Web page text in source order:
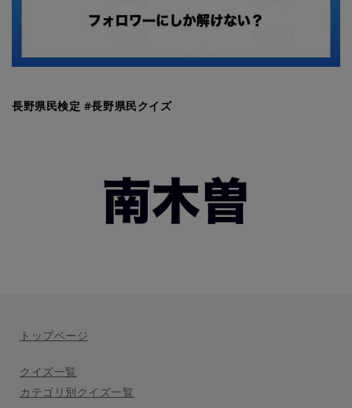
長野県民検定 #長野県民クイズ
トップページ
クイズ一覧
カテゴリ別クイズ一覧